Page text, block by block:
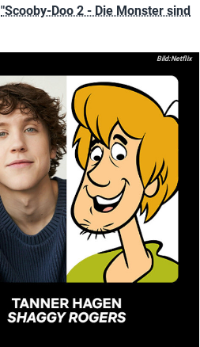
"Scooby-Doo 2 - Die Monster sind
Netflix